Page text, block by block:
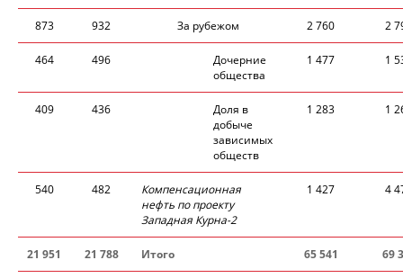
873 932 За рубежом 2 760 2
464 496
Дочерние
обществ​а
1 477 1
409 436
Доля в
добыче
зависимых​
обществ
1 283 1
540 482
Компенсационная
нефть по проекту
Западная Курна-2
1 427 4
21 951 21 788 Итого 65 541 69